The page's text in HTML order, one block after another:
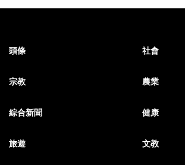
頭條 社會
宗教 農業
綜合新聞 健康
旅遊 文教